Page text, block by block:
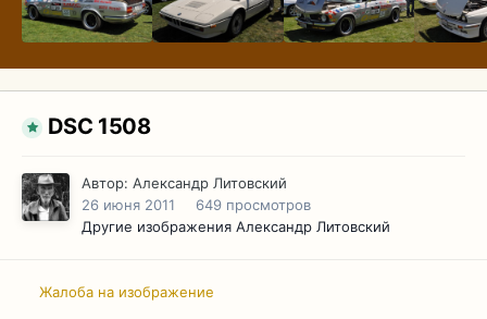
DSC 1508
Автор: Александр Литовский
26 июня 2011
649 просмотров
Другие изображения Александр Литовский
Жалоба на изображение